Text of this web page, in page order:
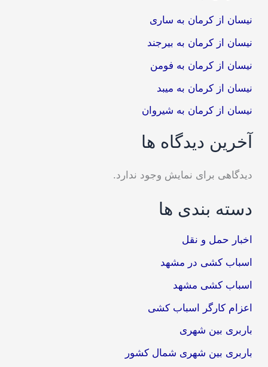
نیسان از کرمان به ساری
نیسان از کرمان به بیرجند
نیسان از کرمان به فومن
نیسان از کرمان به میبد
نیسان از کرمان به شیروان
آخرین دیدگاه ها
دیدگاهی برای نمایش وجود ندارد.
دسته بندی ها
اخبار حمل و نقل
اسباب کشی در مشهد
اسباب کشی مشهد
اعزام کارگر اسباب کشی
باربری بین شهری
باربری بین شهری شمال کشور